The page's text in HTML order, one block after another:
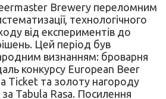
Brewery переломним
технологічного
від експериментів до
Цей період був
визнанням: броварня
конкурсу European Beer
Ticket та золоту нагороду
Tabula Rasa. Посилення